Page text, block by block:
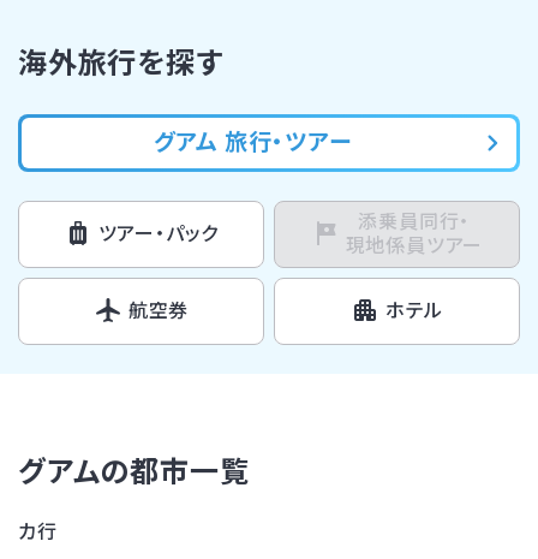
海外旅行を探す
グアム 旅行・ツアー
ツアー・パック
添乗員同行・
現地係員ツアー
航空券 ホテル
グアムの都市一覧
カ行